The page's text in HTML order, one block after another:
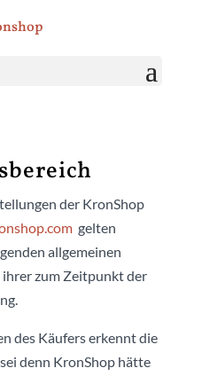
der KronShop
gelten
allgemeinen
zum Zeitpunkt der
des Käufers erkennt die
denn KronShop hätte